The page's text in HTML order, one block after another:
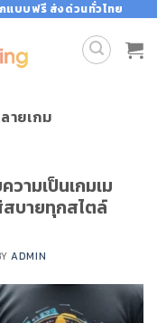
บบฟรี ส่งด่วนทั่วไทย
ายเกม
ามเป็นเกมเม
สบายทุกสไตล์
ADMIN